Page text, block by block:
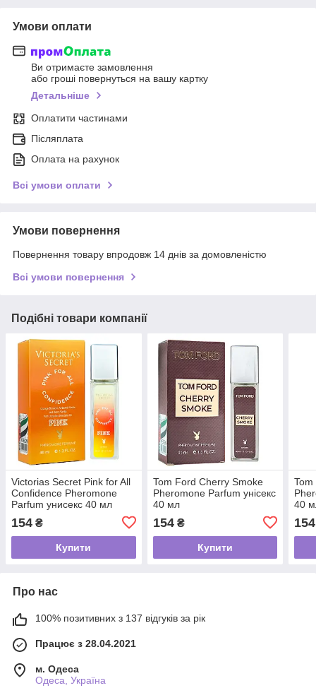
Умови оплати
Ви отримаєте замовлення
або гроші повернуться на вашу картку
Детальніше
Оплатити частинами
Післяплата
Оплата на рахунок
Всі умови оплати
Умови повернення
Повернення товару впродовж 14 днів за домовленістю
Всі умови повернення
Подібні товари компанії
Victorias Secret Pink for All
Confidence Pheromone
Parfum унисекс 40 мл
154 ₴
Купити
Tom Ford Cherry Smoke
Pheromone Parfum унісекс
40 мл
154₴
Купити
40
154
Про нас
100% позитивних з 137 відгуків за рік
Працює з 28.04.2021
м. Одеса
Одеса, Україна